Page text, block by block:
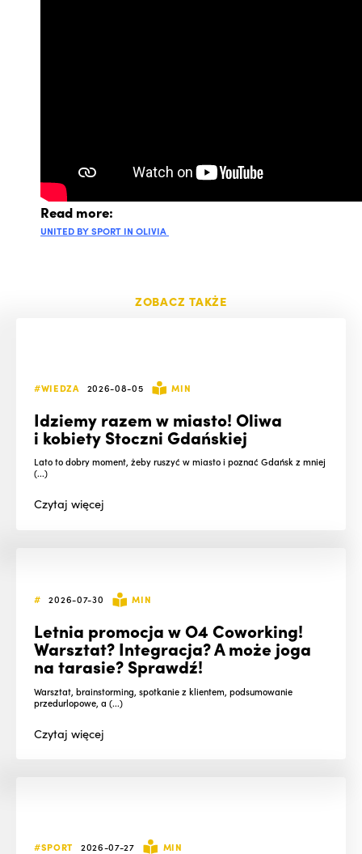
Read more:
UNITED BY SPORT IN OLIVIA
ZOBACZ TAKŻE
#WIEDZA 2026-08-05 MIN
Idziemy razem w miasto! Oliwa
i kobiety Stoczni Gdańskiej
Lato to dobry moment, żeby ruszyć w miasto i poznać Gdańsk z mniej
(...)
Czytajwięcej
# 2026-07-30 MIN
Letnia promocja w O4 Coworking!
Warsztat? Integracja? A może joga
na tarasie? Sprawdź!
Warsztat, brainstorming, spotkanie z klientem, podsumowanie
przedurlopowe, a (...)
Czytajwięcej
#SPORT 2026-07-27 MIN